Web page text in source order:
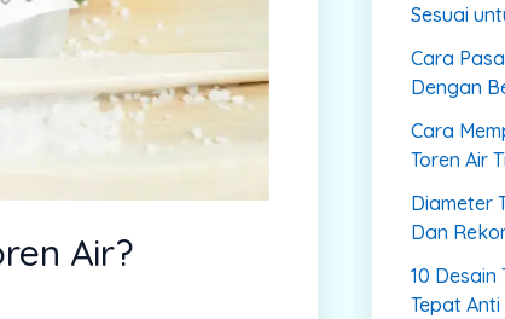
Air?
Sesuai
Cara
Dengan
Cara
Toren Air
Diameter
Dan
10 Desain
Tepat